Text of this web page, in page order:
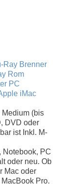
Ray Brenner
Rom
PC
iMac
Medium (bis
DVD oder
ist Inkl. M-
Notebook, PC
oder neu. Ob
Mac oder
Pro.